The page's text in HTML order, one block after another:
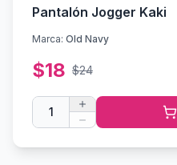
Pantalón Jogger Kaki
Marca: Old Navy
$18 $24
1